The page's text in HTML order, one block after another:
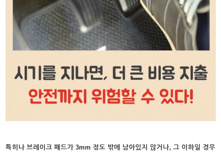
특히나 브레이크 패드가 3mm 정도 밖에 남아있지 않거나, 그 이하일 경우